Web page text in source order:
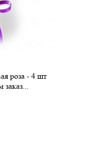
роза - 4 шт
заказ...